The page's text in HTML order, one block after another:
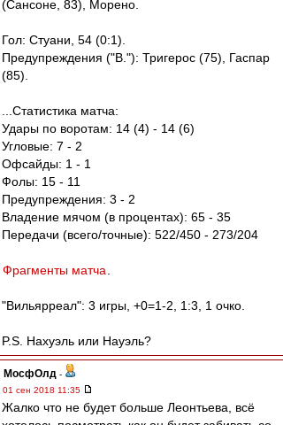
(Сансоне, 83), Морено.
Гол: Стуани, 54 (0:1).
Предупреждения ("В."): Тригерос (75), Гаспар
(85).
...Статистика матча:
Удары по воротам: 14 (4) - 14 (6)
Угловые: 7 - 2
Офсайды: 1 - 1
Фолы: 15 - 11
Предупреждения: 3 - 2
Владение мячом (в процентах): 65 - 35
Передачи (всего/точные): 522/450 - 273/204
Фрагменты матча
"Вильярреал": 3 игры, +0=1-2, 1:3, 1 очко.
P.S. Нахуэль или Науэль?
МосфОлд -
01 сен 2018 11:35
Жалко что не будет больше Леонтьева, всё